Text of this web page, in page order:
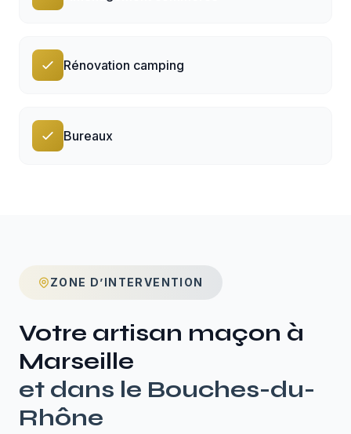
Rénovation camping
Bureaux
ZONE D’INTERVENTION
Votre artisan maçon à
Marseille
et dans le Bouches-du-
Rhône